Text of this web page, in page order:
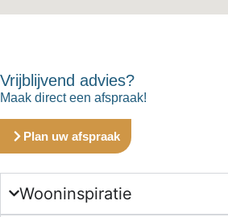
Vrijblijvend advies?
Maak direct een afspraak!
Plan uw afspraak
Wooninspiratie